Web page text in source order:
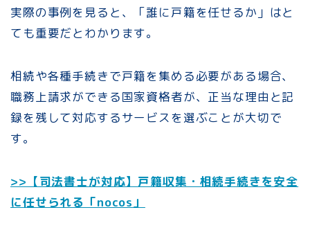
実際の事例を見ると、「誰に戸籍を任せるか」はと
ても重要だとわかります。
相続や各種手続きで戸籍を集める必要がある場合、
職務上請求ができる国家資格者が、正当な理由と記
録を残して対応するサービスを選ぶことが大切で
す。
>>【司法書士が対応】戸籍収集・相続手続きを安全
に任せられる「nocos」